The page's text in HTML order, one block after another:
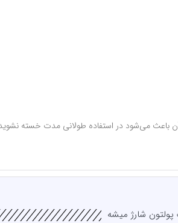
آن باعث می‌شود در استفاده طولانی مدت خسته
شارژ میشه